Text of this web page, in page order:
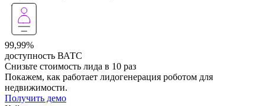
99,99%
доступность ВАТС
Снизьте стоимость лида в 10 раз
Покажем, как работает лидогенерация роботом для
недвижимости.
Получить демо